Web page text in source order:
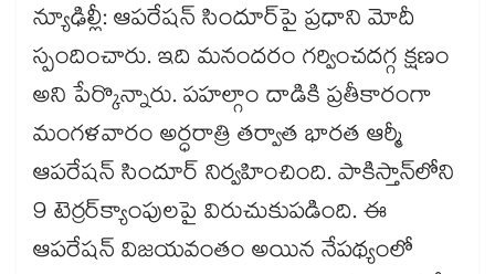
న్యూఢిల్లీ: ఆపరేషన్​ సిందూర్​పై ప్రధాని మోదీ
స్పందించారు. ఇది మనందరం గర్వించదగ్గ క్షణం
అని పేర్కొన్నారు. పహల్గాం దాడికి ప్రతీకారంగా
మంగళవారం అర్ధరాత్రి తర్వాత భారత ఆర్మీ​
ఆపరేషన్​ సిందూర్ నిర్వహించింది. పాకిస్తాన్​లోని
9 టెర్రర్​క్యాంపులపై విరుచుకుపడింది. ఈ
ఆపరేషన్​​ విజయవంతం అయిన నేపథ్యంలో